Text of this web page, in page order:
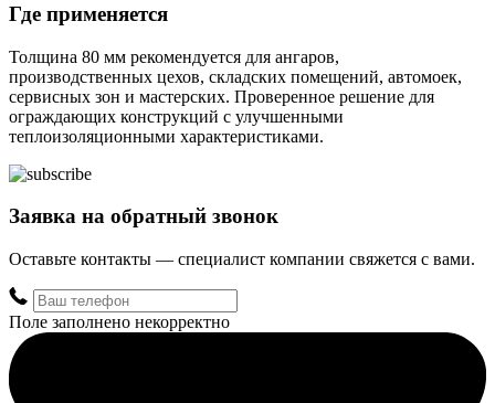
Где применяется
Толщина 80 мм рекомендуется для ангаров,
производственных цехов, складских помещений, автомоек,
сервисных зон и мастерских. Проверенное решение для
ограждающих конструкций с улучшенными
теплоизоляционными характеристиками.
Заявка на обратный звонок
Оставьте контакты — специалист компании свяжется с вами.
Поле заполнено некорректно